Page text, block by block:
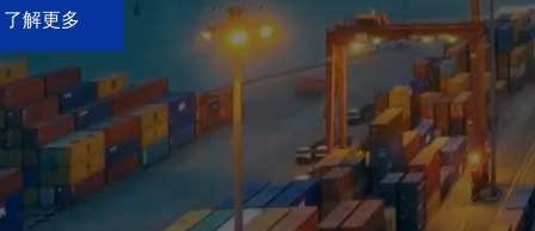
了解更多